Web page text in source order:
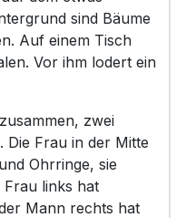
sind Bäume
Auf einem Tisch
Vor ihm lodert ein
zwei
Die Frau in der Mitte
Ohrringe, sie
Frau links hat
Mann rechts hat